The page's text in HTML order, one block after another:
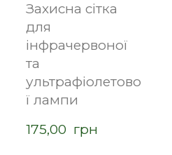
Захисна сітка
для
інфрачервоної
та
ультрафіолетово
ї лампи
175,00  грн